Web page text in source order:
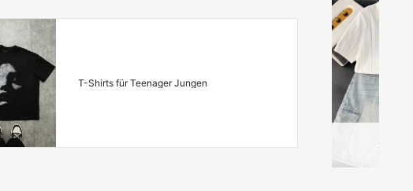
T-Shirts für Teenager Jungen
2